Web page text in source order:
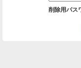
削除用パス